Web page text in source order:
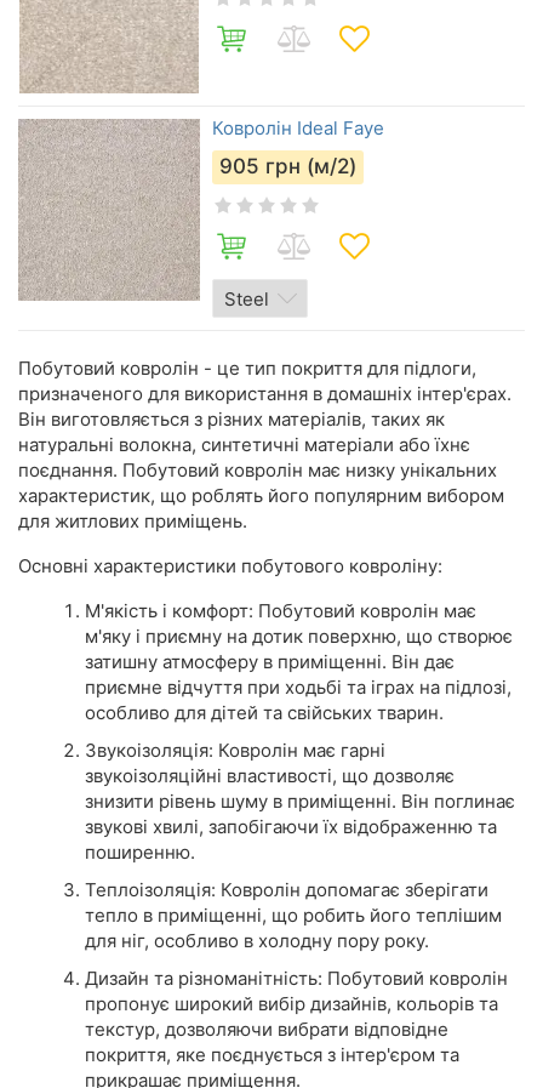
Ковролін Ideal Faye
905 грн (м/2)
Побутовий ковролін - це тип покриття для підлоги,
призначеного для використання в домашніх інтер'єрах.
Він виготовляється з різних матеріалів, таких як
натуральні волокна, синтетичні матеріали або їхнє
поєднання. Побутовий ковролін має низку унікальних
характеристик, що роблять його популярним вибором
для житлових приміщень.
Основні характеристики побутового ковроліну:
М'якість і комфорт: Побутовий ковролін має
м'яку і приємну на дотик поверхню, що створює
затишну атмосферу в приміщенні. Він дає
приємне відчуття при ходьбі та іграх на підлозі,
особливо для дітей та свійських тварин.
Звукоізоляція: Ковролін має гарні
звукоізоляційні властивості, що дозволяє
знизити рівень шуму в приміщенні. Він поглинає
звукові хвилі, запобігаючи їх відображенню та
поширенню.
Теплоізоляція: Ковролін допомагає зберігати
тепло в приміщенні, що робить його теплішим
для ніг, особливо в холодну пору року.
Дизайн та різноманітність: Побутовий ковролін
пропонує широкий вибір дизайнів, кольорів та
текстур, дозволяючи вибрати відповідне
покриття, яке поєднується з інтер'єром та
прикрашає приміщення.